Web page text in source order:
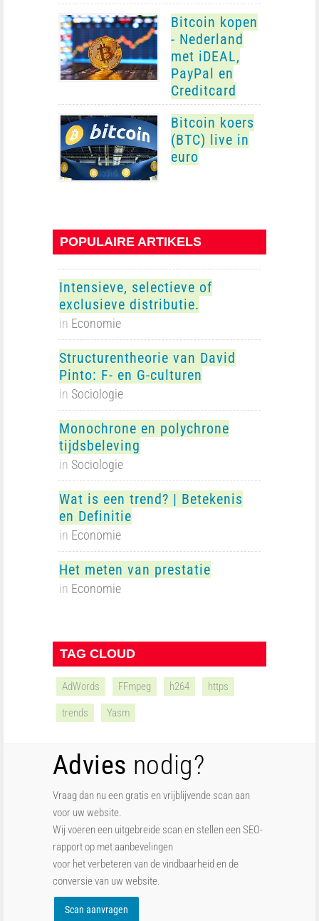
Bitcoin kopen
- Nederland
met iDEAL,
PayPal en
Creditcard
Bitcoin koers
(BTC) live in
euro
POPULAIRE ARTIKELS
Intensieve, selectieve of
exclusieve distributie.
in Economie
Structurentheorie van David
Pinto: F- en G-culturen
in Sociologie
Monochrone en polychrone
tijdsbeleving
in Sociologie
Wat is een trend? | Betekenis
en Definitie
in Economie
Het meten van prestatie
in Economie
TAG CLOUD
AdWords FFmpeg h264 https
trends Yasm
Advies nodig?
Vraag dan nu een gratis en vrijblijvende scan aan
voor uw website.
Wij voeren een uitgebreide scan en stellen een SEO-
rapport op met aanbevelingen
voor het verbeteren van de vindbaarheid en de
conversie van uw website.
Scan aanvragen